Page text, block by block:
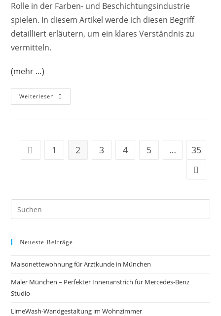
Rolle in der Farben- und Beschichtungsindustrie
spielen. In diesem Artikel werde ich diesen Begriff
detailliert erläutern, um ein klares Verständnis zu
vermitteln.
(mehr …)
Weiterlesen
1 2 3 4 5 … 35
Neueste Beiträge
Maisonettewohnung für Arztkunde in München
Maler München – Perfekter Innenanstrich für Mercedes-Benz
Studio
LimeWash-Wandgestaltung im Wohnzimmer